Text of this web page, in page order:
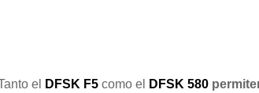
el DFSK F5 como el DFSK 580